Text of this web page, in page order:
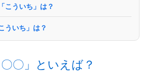
こういち」は？
ういち」は？
〇〇」といえば？